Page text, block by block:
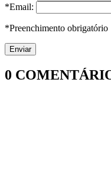
*Email:
*Preenchimento obrigatório
0